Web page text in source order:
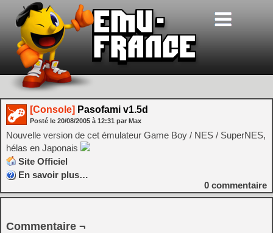
[Console] Pasofami v1.5d
Posté le 20/08/2005 à 12:31 par Max
Nouvelle version de cet émulateur Game Boy / NES / SuperNES,
hélas en Japonais
Site Officiel
En savoir plus…
0 commentaire
Commentaire ¬